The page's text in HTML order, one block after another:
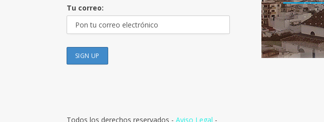
Tu correo:
Todos los derechos reservados - Aviso Legal -